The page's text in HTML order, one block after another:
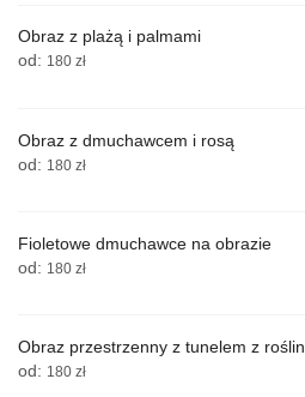
Obraz z plażą i palmami
od: 180 zł
Obraz z dmuchawcem i rosą
od: 180 zł
Fioletowe dmuchawce na obrazie
od: 180 zł
Obraz przestrzenny z tunelem z roślin
od: 180 zł